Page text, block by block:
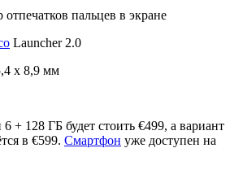
отпечатков пальцев в экране
Launcher 2.0
х 8,9 мм
+ 128 ГБ будет стоить €499, а вариант
в €599. Смартфон уже доступен на